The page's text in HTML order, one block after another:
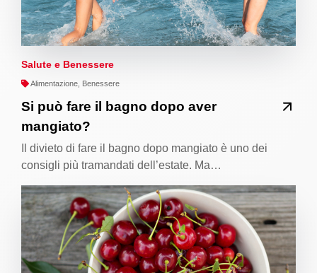
Salute e Benessere
Alimentazione, Benessere
Si può fare il bagno dopo aver
mangiato?
Il divieto di fare il bagno dopo mangiato è uno dei
consigli più tramandati dell’estate. Ma…